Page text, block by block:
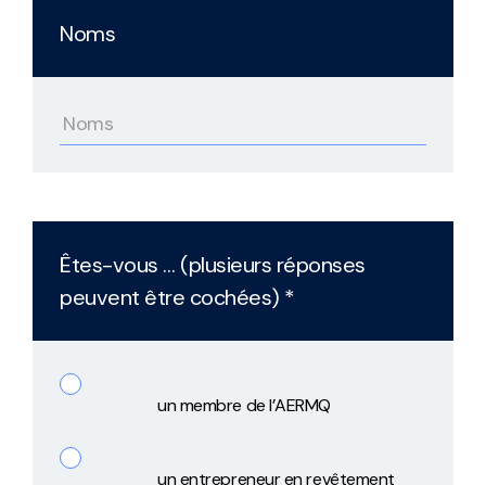
Noms
Êtes-vous … (plusieurs réponses
peuvent être cochées) *
un membre de l’AERMQ
un entrepreneur en revêtement